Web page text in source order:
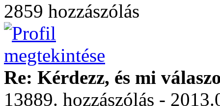
2859 hozzászólás
Re: Kérdezz, és mi
13889. hozzászólás -